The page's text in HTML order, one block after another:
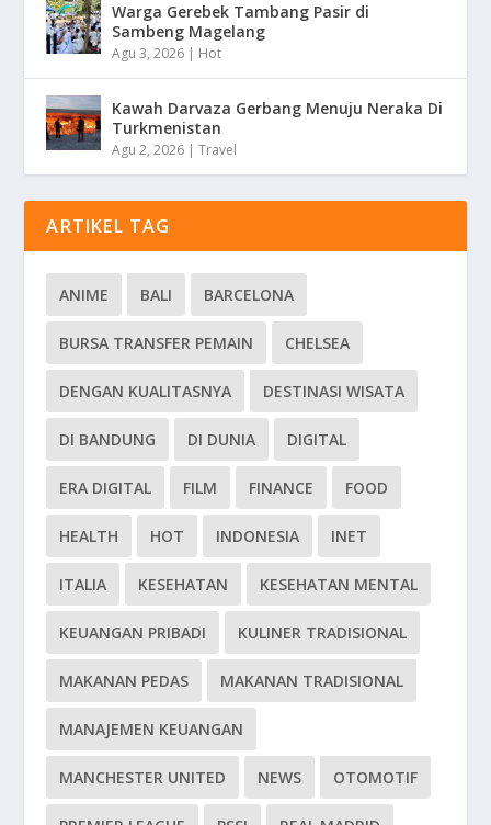
Warga Gerebek Tambang Pasir di
Sambeng Magelang
Agu 3, 2026 | Hot
Kawah Darvaza Gerbang Menuju Neraka Di
Turkmenistan
Agu 2, 2026 |Travel
ARTIKEL TAG
ANIME BALI BARCELONA
BURSA TRANSFER PEMAIN CHELSEA
DENGAN KUALITASNYA DESTINASI WISATA
DI BANDUNG DI DUNIA DIGITAL
ERA DIGITAL FILM FINANCE FOOD
HEALTH HOT INDONESIA INET
ITALIA KESEHATAN KESEHATAN MENTAL
KEUANGAN PRIBADI KULINER TRADISIONAL
MAKANAN PEDAS MAKANAN TRADISIONAL
MANAJEMEN KEUANGAN
MANCHESTER UNITED NEWS OTOMOTIF